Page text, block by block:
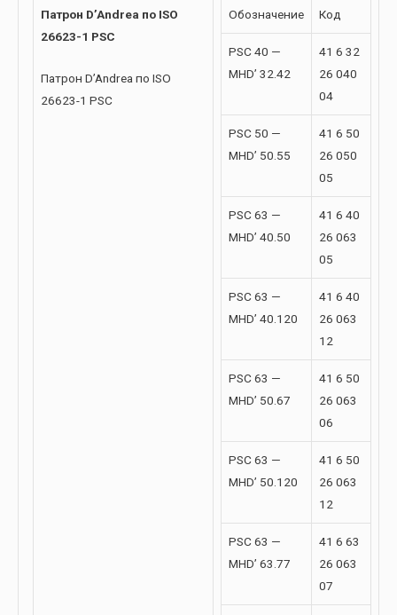
Патрон D’Andrea по ISO
26623-1 PSC
Патрон D’Andrea по ISO
26623-1 PSC
Обозначение Код
PSC 40 —
MHD’ 32.42
41 6 32
26 040
04
PSC 50 —
MHD’ 50.55
41 6 50
26 050
05
PSC 63 —
MHD’ 40.50
41 6 40
26 063
05
PSC 63 —
MHD’ 40.120
41 6 40
26 063
12
PSC 63 —
MHD’ 50.67
41 6 50
26 063
06
PSC 63 —
MHD’ 50.120
41 6 50
26 063
12
PSC 63 —
MHD’ 63.77
41 6 63
26 063
07